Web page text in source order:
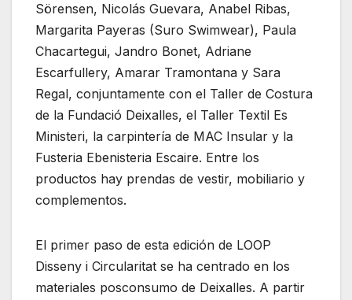
Sörensen, Nicolás Guevara, Anabel Ribas,
Margarita Payeras (Suro Swimwear), Paula
Chacartegui, Jandro Bonet, Adriane
Escarfullery, Amarar Tramontana y Sara
Regal, conjuntamente con el Taller de Costura
de la Fundació Deixalles, el Taller Textil Es
Ministeri, la carpintería de MAC Insular y la
Fusteria Ebenisteria Escaire. Entre los
productos hay prendas de vestir, mobiliario y
complementos.
El primer paso de esta edición de LOOP
Disseny i Circularitat se ha centrado en los
materiales posconsumo de Deixalles. A partir